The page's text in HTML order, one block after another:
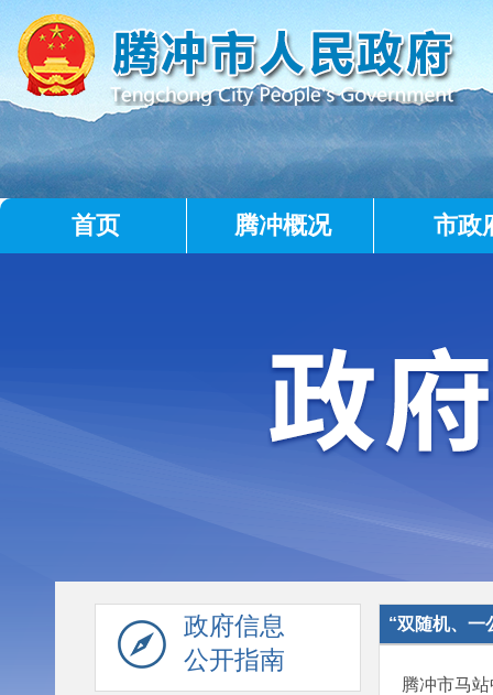
首页 腾冲概况 市政
政府信息
公开指南
“双随机、一
腾冲市马